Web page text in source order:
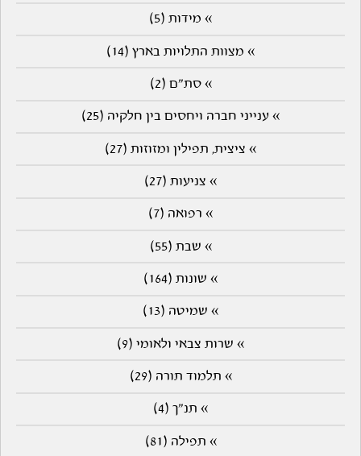
» מידות (5)
» מצוות התלויות בארץ (14)
» סת"ם (2)
» ענייני חברה ויחסים בין חלקיה (25)
» ציצית, תפילין ומזוזות (27)
» צניעות (27)
» רפואה (7)
» שבת (55)
» שונות (164)
» שמיטה (13)
» שרות צבאי ולאומי (9)
» תלמוד תורה (29)
» תנ"ך (4)
» תפילה (81)